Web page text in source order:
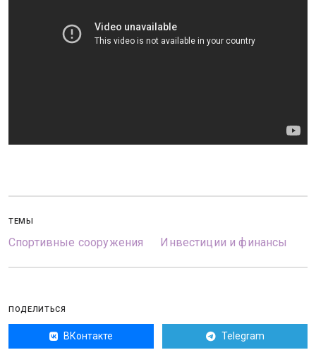
ТЕМЫ
Спортивные сооружения Инвестиции и финансы
ПОДЕЛИТЬСЯ
ВКонтакте Telegram